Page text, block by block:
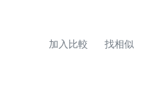
加入比較 找相似